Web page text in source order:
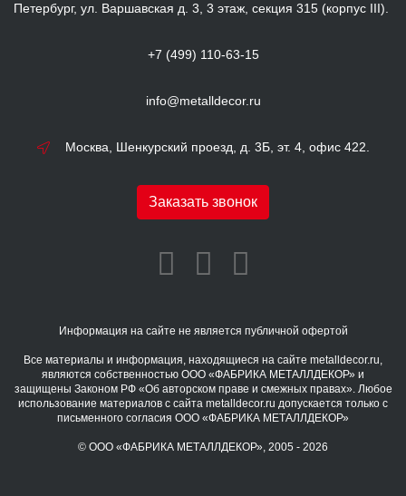
Петербург, ул. Варшавская д. 3, 3 этаж, секция 315 (корпус III).
+7 (499) 110-63-15
info@metalldecor.ru
Москва, Шенкурский проезд, д. 3Б, эт. 4, офис 422.
Заказать звонок
Информация на сайте не является публичной офертой
Все материалы и информация, находящиеся на сайте metalldecor.ru,
являются собственностью ООО «ФАБРИКА МЕТАЛЛДЕКОР» и
защищены Законом РФ «Об авторском праве и смежных правах». Любое
использование материалов с сайта metalldecor.ru допускается только с
письменного согласия ООО «ФАБРИКА МЕТАЛЛДЕКОР»
© ООО «ФАБРИКА МЕТАЛЛДЕКОР», 2005 - 2026